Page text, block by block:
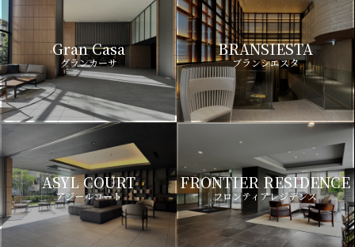
Gran Casa
グランカーサ
BRANSIESTA
ブランシエスタ
ASYL COURT
アジールコート
FRONTIER RESIDENCE
フロンティアレジデンス